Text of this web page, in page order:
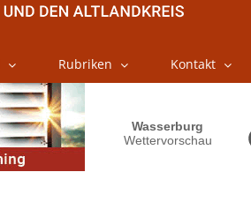
Rubriken Kontakt